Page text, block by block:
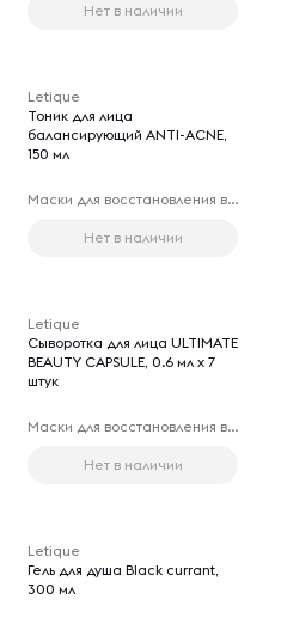
Нет в наличии
Letique
Тоник для лица
балансирующий ANTI-ACNE,
150 мл
Маски для восстановления волос
Нет в наличии
Letique
Сыворотка для лица ULTIMATE
BEAUTY CAPSULE, 0.6 мл х 7
штук
Маски для восстановления волос
Нет в наличии
Letique
Гель для душа Black currant,
300 мл